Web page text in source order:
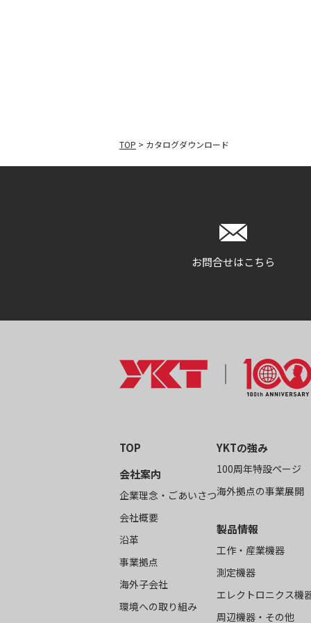
TOP > カタログダウンロード
お問合せはこちら
TOP
会社案内
企業理念・ごあいさつ
会社概要
沿革
事業拠点
海外子会社
環境への取り組み
YKTの強み
100周年特設ページ
海外拠点の事業展開
製品情報
工作・産業機器
測定機器
エレクトロニクス機
周辺機器・その他